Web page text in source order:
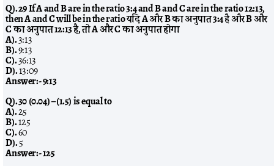
Q). 29 If A and B are in the ratio 3:4 and B and C are in the ratio 12:13,
then A and C will be in the ratio यदि A और B का अनुपात 3:4 है और B और
C का अनुपात 12:13 है, तो A और C का अनुपात होगा
A).3:13
B).9:13
C).36:13
D).13:09
Answer:-9:13
Q). 30 (0.04) – (1.5) is equal to
A).25
B).125
C).60
D).5
Answer:-125